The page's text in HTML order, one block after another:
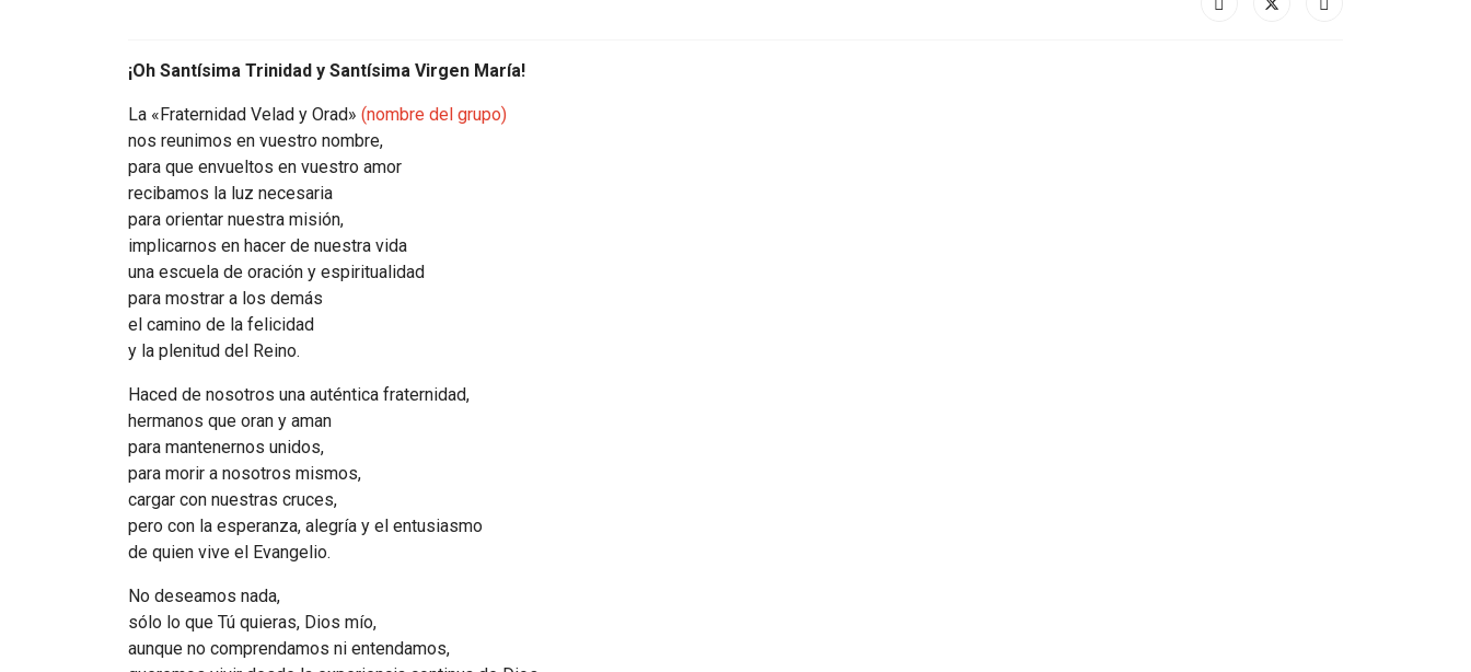
¡Oh Santísima Trinidad y Santísima Virgen María!
La «Fraternidad Velad y Orad» (nombre del grupo)
nos reunimos en vuestro nombre,
para que envueltos en vuestro amor
recibamos la luz necesaria
para orientar nuestra misión,
implicarnos en hacer de nuestra vida
una escuela de oración y espiritualidad
para mostrar a los demás
el camino de la felicidad
y la plenitud del Reino.
Haced de nosotros una auténtica fraternidad,
hermanos que oran y aman
para mantenernos unidos,
para morir a nosotros mismos,
cargar con nuestras cruces,
pero con la esperanza, alegría y el entusiasmo
de quien vive el Evangelio.
No deseamos nada,
sólo lo que Tú quieras, Dios mío,
aunque no comprendamos ni entendamos,